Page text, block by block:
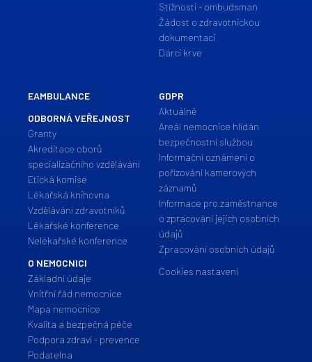
Stížnosti - ombudsman
Žádost o zdravotnickou
dokumentaci
Dárci krve
EAMBULANCE
ODBORNÁ VEŘEJNOST
Granty
Akreditace oborů
specializačního vzdělávání
Etická komise
Lékařská knihovna
Vzdělávání zdravotníků
Lékařské konference
Nelékařské konference
O NEMOCNICI
Základní údaje
Vnitřní řád nemocnice
Mapa nemocnice
Kvalita a bezpečná péče
Podpora zdraví - prevence
Podatelna
GDPR
Aktuálně
Areál nemocnice hlídán
bezpečnostní službou
Informační oznámení o
pořízování kamerových
záznamů
Informace pro zaměstnance
o zpracování jejich osobních
údajů
Zpracování osobních údajů
Cookies nastavení